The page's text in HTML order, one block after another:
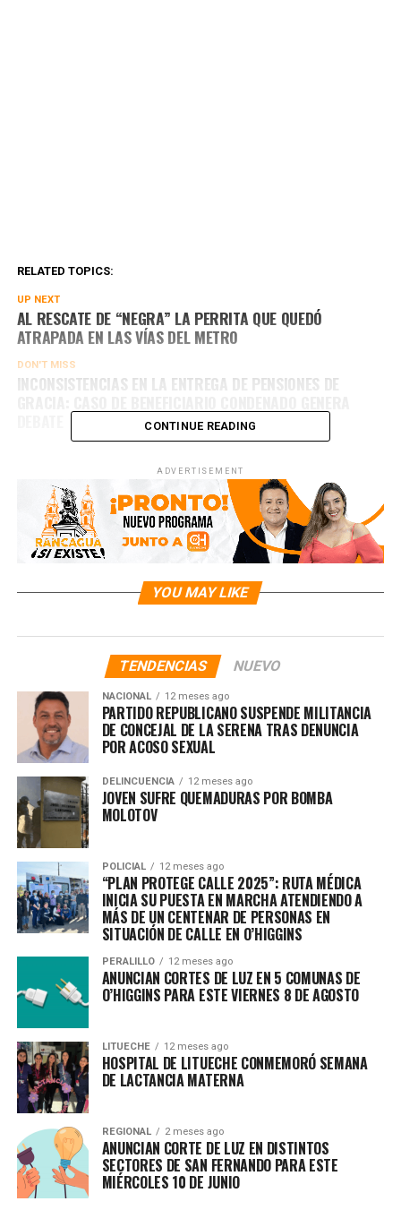
RELATED TOPICS:
UP NEXT
AL RESCATE DE “NEGRA” LA PERRITA QUE QUEDÓ
ATRAPADA EN LAS VÍAS DEL METRO
DON'T MISS
INCONSISTENCIAS EN LA ENTREGA DE PENSIONES DE
CONTINUE READING
ADVERTISEMENT
YOU MAY LIKE
TENDENCIAS NUEVO
NACIONAL 12 meses ago
PARTIDO REPUBLICANO SUSPENDE MILITANCIA
DE CONCEJAL DE LA SERENA TRAS DENUNCIA
POR ACOSO SEXUAL
DELINCUENCIA 12 meses ago
JOVEN SUFRE QUEMADURAS POR BOMBA
MOLOTOV
POLICIAL 12 meses ago
“PLAN PROTEGE CALLE 2025”: RUTA MÉDICA
INICIA SU PUESTA EN MARCHA ATENDIENDO A
MÁS DE UN CENTENAR DE PERSONAS EN
SITUACIÓN DE CALLE EN O’HIGGINS
PERALILLO 12 meses ago
ANUNCIAN CORTES DE LUZ EN 5 COMUNAS DE
O’HIGGINS PARA ESTE VIERNES 8 DE AGOSTO
LITUECHE 12 meses ago
HOSPITAL DE LITUECHE CONMEMORÓ SEMANA
DE LACTANCIA MATERNA
REGIONAL 2 meses ago
ANUNCIAN CORTE DE LUZ EN DISTINTOS
SECTORES DE SAN FERNANDO PARA ESTE
MIÉRCOLES 10 DE JUNIO